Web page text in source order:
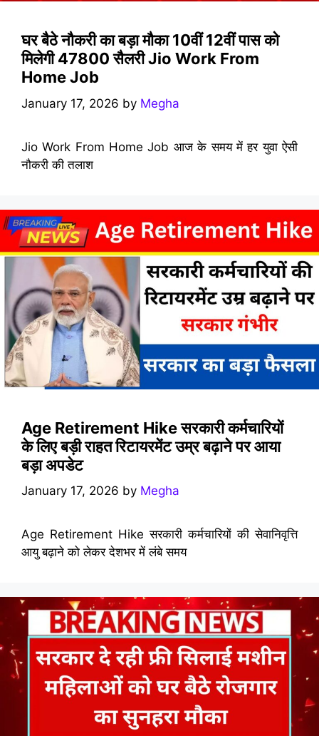
घर बैठे नौकरी का बड़ा मौका 10वीं 12वीं पास को
मिलेगी 47800 सैलरी Jio Work From
Home Job
January 17, 2026 by Megha
Jio Work From Home Job आज के समय में हर युवा ऐसी
नौकरी की तलाश
Age Retirement Hike सरकारी कर्मचारियों
के लिए बड़ी राहत रिटायरमेंट उम्र बढ़ाने पर आया
बड़ा अपडेट
January 17, 2026 by Megha
Age Retirement Hike सरकारी कर्मचारियों की सेवानिवृत्ति
आयु बढ़ाने को लेकर देशभर में लंबे समय